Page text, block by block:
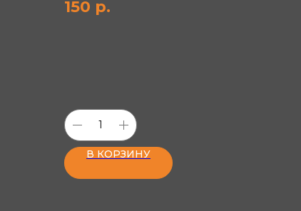
150 р.
В КОРЗИНУ